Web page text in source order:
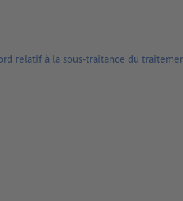
relatif à la sous-traitance du